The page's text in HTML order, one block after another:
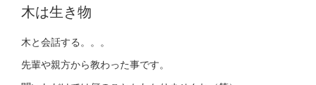
木は生き物
木と会話する。。。
先輩や親方から教わった事です。